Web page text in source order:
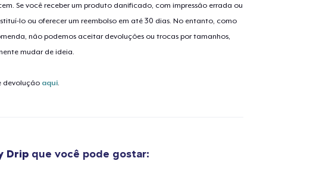
Se você receber um produto danificado, com impressão errada ou
lo ou oferecer um reembolso em até 30 dias. No entanto, como
não podemos aceitar devoluções ou trocas por tamanhos,
mudar de ideia.
devolução aqui.
Drip que você pode gostar:
1artigo adicionado ao Carrinho
US$ 17,99